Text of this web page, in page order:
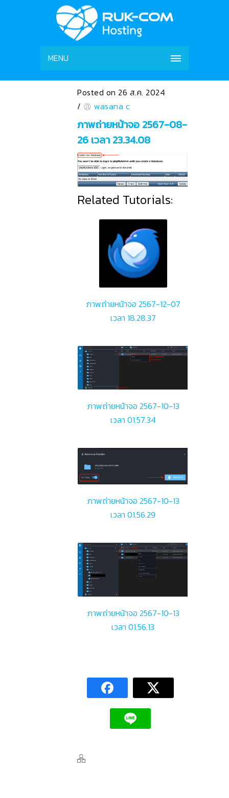
MENU
Posted on 26 ส.ค. 2024
/
wasana c
ภาพถ่ายหน้าจอ 2567-08-
26 เวลา 23.34.08
Related Tutorials:
ภาพถ่ายหน้าจอ 2567-12-07
เวลา 18.28.37
ภาพถ่ายหน้าจอ 2567-10-13
เวลา 01.57.34
ภาพถ่ายหน้าจอ 2567-10-13
เวลา 01.56.29
ภาพถ่ายหน้าจอ 2567-10-13
เวลา 01.56.13